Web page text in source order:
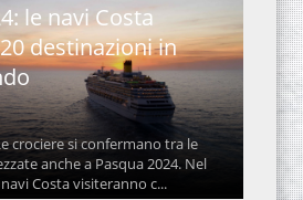
le navi Costa
destinazioni in
crociere si confermano tra le
anche a Pasqua 2024. Nel
Costa visiteranno c...